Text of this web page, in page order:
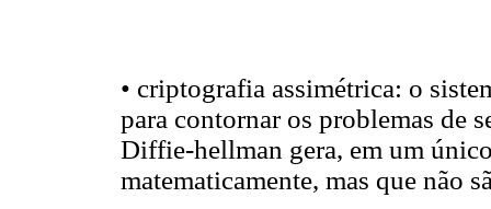
• criptografia assimétrica: o
para contornar os problemas de
Diffie-hellman gera, em um
matematicamente, mas que não